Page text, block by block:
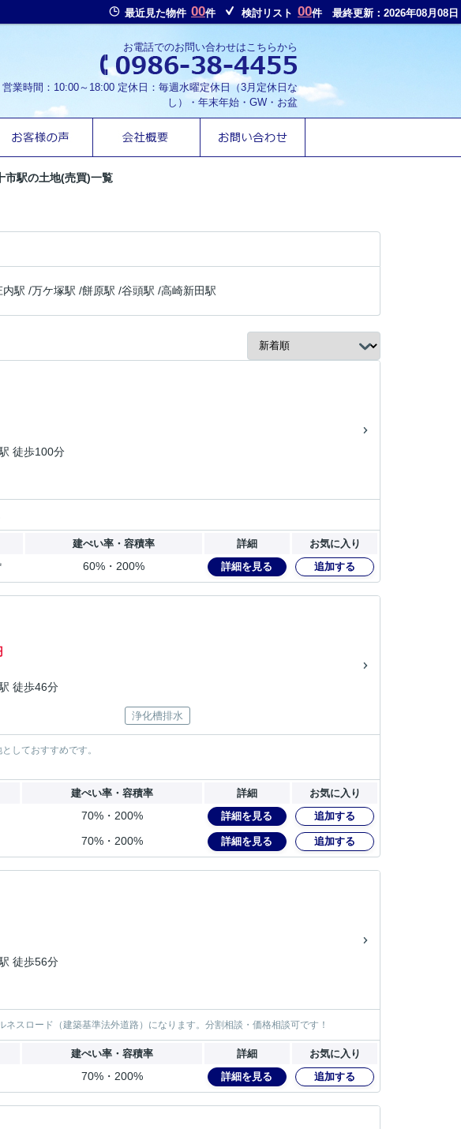
最近見た物件 00件 検討リスト 00件 最終更新：2026年08月08日
お電話でのお問い合わせはこちらから
営業時間：10:00～18:00 定休日：毎週水曜定休日（3月定休日な
し）・年末年始・GW・お盆
市駅の土地(売買)一覧
内駅 /万ケ塚駅 /餅原駅 /谷頭駅 /高崎新田駅
徒歩100分
建ぺい率・容積率 詳細 お気に入り
60%・200% 詳細を見る 追加する
徒歩46分
浄化槽排水
しておすすめです。
建ぺい率・容積率 詳細 お気に入り
70%・200% 詳細を見る 追加する
70%・200% 詳細を見る 追加する
徒歩56分
スロード（建築基準法外道路）になります。分割相談・価格相談可です！
建ぺい率・容積率 詳細 お気に入り
70%・200% 詳細を見る 追加する